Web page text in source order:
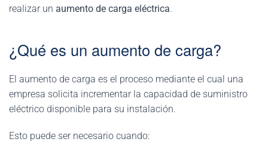
realizar un aumento de carga eléctrica.
¿Qué es un aumento de carga?
El aumento de carga es el proceso mediante el cual una
empresa solicita incrementar la capacidad de suministro
eléctrico disponible para su instalación.
Esto puede ser necesario cuando: